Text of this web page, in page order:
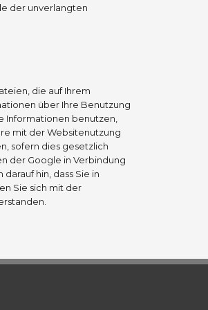
der unverlangten
die auf Ihrem
über Ihre Benutzung
Informationen benutzen,
mit der Websitenutzung
sofern dies gesetzlich
der Google in Verbindung
hin, dass Sie in
Sie sich mit der